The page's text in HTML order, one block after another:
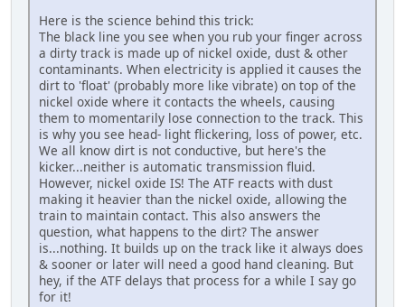
Here is the science behind this trick:
The black line you see when you rub your finger across
a dirty track is made up of nickel oxide, dust & other
contaminants. When electricity is applied it causes the
dirt to 'float' (probably more like vibrate) on top of the
nickel oxide where it contacts the wheels, causing
them to momentarily lose connection to the track. This
is why you see head- light flickering, loss of power, etc.
We all know dirt is not conductive, but here's the
kicker...neither is automatic transmission fluid.
However, nickel oxide IS! The ATF reacts with dust
making it heavier than the nickel oxide, allowing the
train to maintain contact. This also answers the
question, what happens to the dirt? The answer
is...nothing. It builds up on the track like it always does
& sooner or later will need a good hand cleaning. But
hey, if the ATF delays that process for a while I say go
for it!